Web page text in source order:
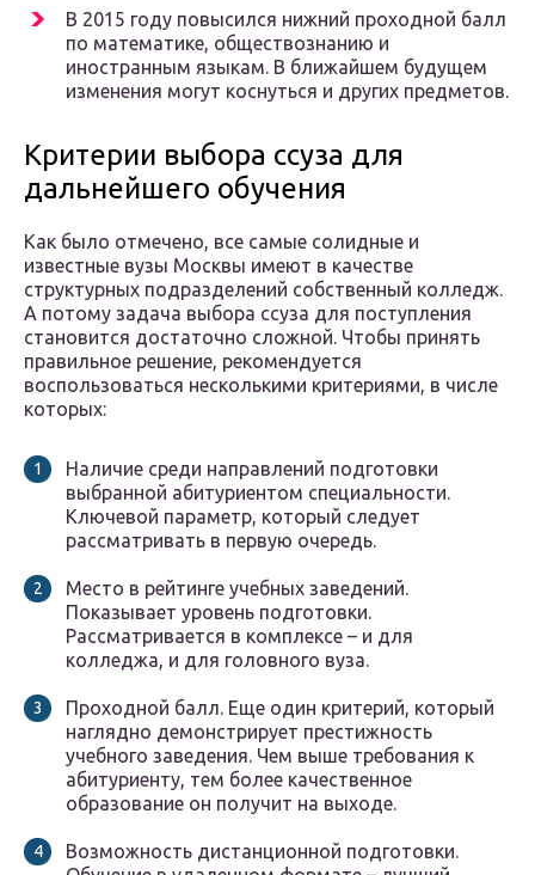
В 2015 году повысился нижний проходной балл
по математике, обществознанию и
иностранным языкам. В ближайшем будущем
изменения могут коснуться и других предметов.
Критерии выбора ссуза для
дальнейшего обучения
Как было отмечено, все самые солидные и
известные вузы Москвы имеют в качестве
структурных подразделений собственный колледж.
А потому задача выбора ссуза для поступления
становится достаточно сложной. Чтобы принять
правильное решение, рекомендуется
воспользоваться несколькими критериями, в числе
которых:
Наличие среди направлений подготовки
выбранной абитуриентом специальности.
Ключевой параметр, который следует
рассматривать в первую очередь.
Место в рейтинге учебных заведений.
Показывает уровень подготовки.
Рассматривается в комплексе – и для
колледжа, и для головного вуза.
Проходной балл. Еще один критерий, который
наглядно демонстрирует престижность
учебного заведения. Чем выше требования к
абитуриенту, тем более качественное
образование он получит на выходе.
Возможность дистанционной подготовки.